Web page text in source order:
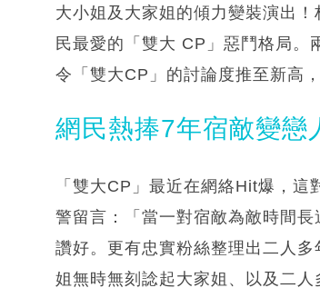
大小姐及大家姐的傾力變裝演出
民最愛的「雙大 CP」惡鬥格局。
令「雙大CP」的討論度推至新高
網民熱捧7年宿敵變戀
「雙大CP」最近在網絡Hit爆，
警留言：「當一對宿敵為敵時間
讚好。更有忠實粉絲整理出二人
姐無時無刻諗起大家姐、以及二